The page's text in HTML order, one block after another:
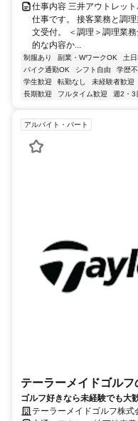
仕事内容 三井アウトレッ
仕事です。 接客業務と調
文受付。 ＜調理＞調理業
的な内容か...
制服あり 副業・WワークOK 土
バイク通勤OK
シフト自由 学歴
学生歓迎
転勤なし 未経験者歓迎
長期歓迎
フルタイム歓迎 週2・3
アルバイト・パート
テーラーメイドゴル
ゴルフ好きなら未経験でも
テーラーメイドゴルフ株